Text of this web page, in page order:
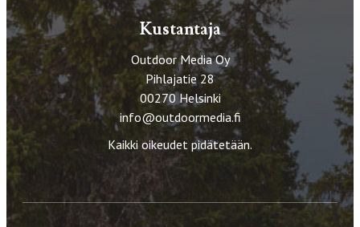
Kustantaja
Outdoor Media Oy
Pihlajatie 28
00270 Helsinki
info@outdoormedia.fi
Kaikki oikeudet pidätetään.